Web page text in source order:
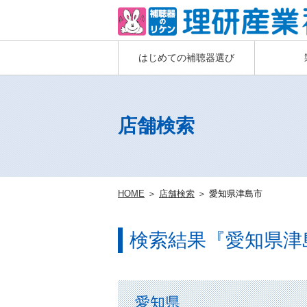
はじめての補聴器選び
店舗検索
HOME ＞ 店舗検索 ＞ 愛知県津島市
検索結果『愛知県
愛知県